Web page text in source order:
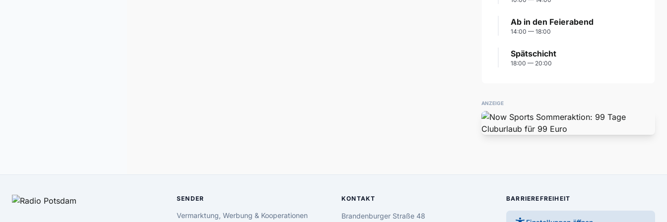
Ab in den Feierabend
14:00 — 18:00
Spätschicht
18:00 — 20:00
ANZEIGE
SENDER
Vermarktung, Werbung & Kooperationen
KONTAKT
Brandenburger Straße 48
BARRIEREFREIHEIT